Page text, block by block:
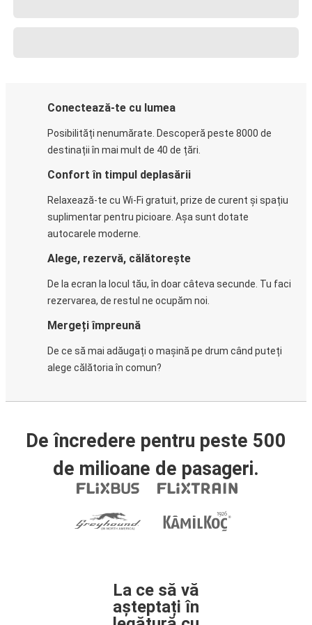
Conectează-te cu lumea
Posibilități nenumărate. Descoperă peste 8000 de
destinații în mai mult de 40 de țări.
Confort în timpul deplasării
Relaxează-te cu Wi-Fi gratuit, prize de curent și spațiu
suplimentar pentru picioare. Așa sunt dotate
autocarele moderne.
Alege, rezervă, călătorește
De la ecran la locul tău, în doar câteva secunde. Tu faci
rezervarea, de restul ne ocupăm noi.
Mergeți împreună
De ce să mai adăugați o mașină pe drum când puteți
alege călătoria în comun?
De încredere pentru peste 500
de milioane de pasageri.
La ce să vă
așteptați în